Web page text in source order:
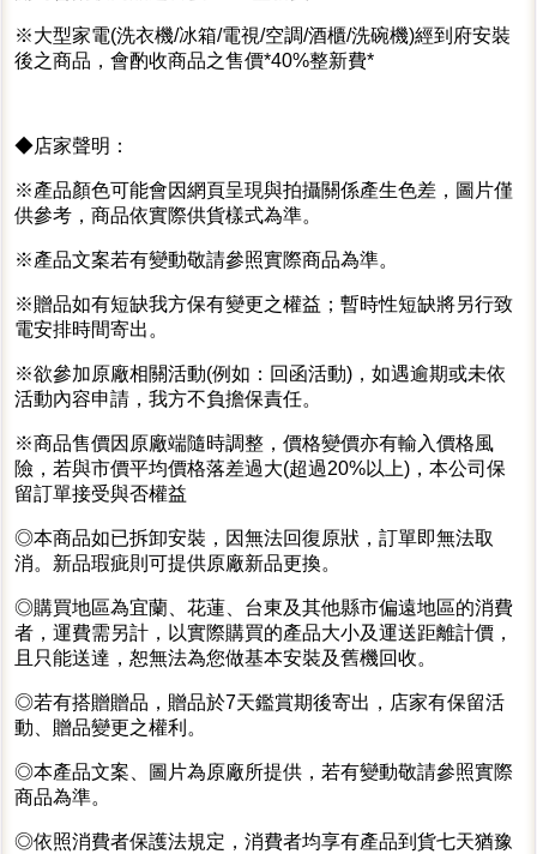
※大型家電(洗衣機/冰箱/電視/空調/酒櫃/洗碗機)經到府安裝
後之商品，會酌收商品之售價*40%整新費*
◆店家聲明：
※產品顏色可能會因網頁呈現與拍攝關係產生色差，圖片僅
供參考，商品依實際供貨樣式為準。
※產品文案若有變動敬請參照實際商品為準。
※贈品如有短缺我方保有變更之權益；暫時性短缺將另行致
電安排時間寄出。
※欲參加原廠相關活動(例如：回函活動)，如遇逾期或未依
活動內容申請，我方不負擔保責任。
※商品售價因原廠端隨時調整，價格變價亦有輸入價格風
險，若與市價平均價格落差過大(超過20%以上)，本公司保
留訂單接受與否權益
◎本商品如已拆卸安裝，因無法回復原狀，訂單即無法取
消。新品瑕疵則可提供原廠新品更換。
◎購買地區為宜蘭、花蓮、台東及其他縣市偏遠地區的消費
者，運費需另計，以實際購買的產品大小及運送距離計價，
且只能送達，恕無法為您做基本安裝及舊機回收。
◎若有搭贈贈品，贈品於7天鑑賞期後寄出，店家有保留活
動、贈品變更之權利。
◎本產品文案、圖片為原廠所提供，若有變動敬請參照實際
商品為準。
◎依照消費者保護法規定，消費者均享有產品到貨七天猶豫